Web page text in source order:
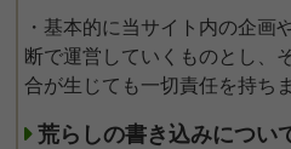
・基本的に当サイト内の企画
断で運営していくものとし、
合が生じても一切責任を持ち
荒らしの書き込みについ